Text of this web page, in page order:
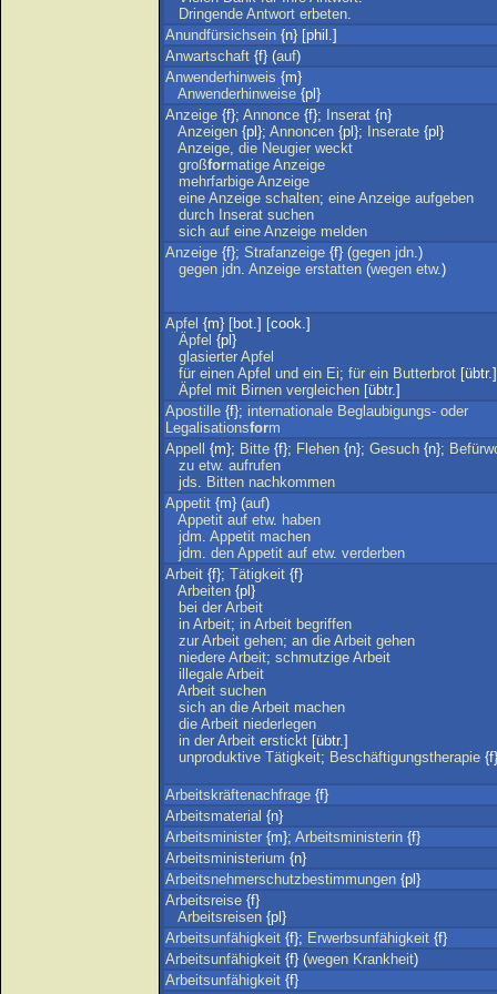
Dringende Antwort erbeten.
Anundfürsichsein {n} [phil.]
Anwartschaft {f} (auf)
Anwenderhinweis {m}
Anwenderhinweise {pl}
Anzeige {f}; Annonce {f}; Inserat {n}
Anzeigen {pl}; Annoncen {pl}; Inserate {pl}
Anzeige, die Neugier weckt
großformatige Anzeige
mehrfarbige Anzeige
eine Anzeige schalten; eine Anzeige aufgeben
durch Inserat suchen
sich auf eine Anzeige melden
Anzeige {f}; Strafanzeige {f} (gegen jdn.)
gegen jdn. Anzeige erstatten (wegen etw.)
Apfel {m} [bot.] [cook.]
Äpfel {pl}
glasierter Apfel
für einen Apfel und ein Ei; für ein Butterbrot [übtr.]
Äpfel mit Birnen vergleichen [übtr.]
Apostille {f}; internationale Beglaubigungs- oder
Legalisationsform
Appell
{m}; Bitte {f}; Flehen {n}; Gesuch {n};
zu etw. aufrufen
jds. Bitten nachkommen
Appetit {m} (auf)
Appetit auf etw. haben
jdm. Appetit machen
jdm. den Appetit auf etw. verderben
Arbeit {f}; Tätigkeit {f}
Arbeiten {pl}
bei der Arbeit
in Arbeit; in Arbeit begriffen
zur Arbeit gehen; an die Arbeit gehen
niedere Arbeit; schmutzige Arbeit
illegale Arbeit
Arbeit suchen
sich an die Arbeit machen
die Arbeit niederlegen
in der Arbeit erstickt [übtr.]
unproduktive Tätigkeit; Beschäftigungstherapie
Arbeitskräftenachfrage {f}
Arbeitsmaterial {n}
Arbeitsminister {m}; Arbeitsministerin {f}
Arbeitsministerium {n}
Arbeitsnehmerschutzbestimmungen {pl}
Arbeitsreise {f}
Arbeitsreisen {pl}
Arbeitsunfähigkeit {f}; Erwerbsunfähigkeit {f}
Arbeitsunfähigkeit {f} (wegen Krankheit)
Arbeitsunfähigkeit {f}